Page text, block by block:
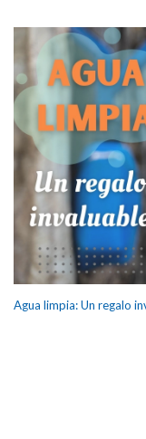
Agua limpia: Un regalo